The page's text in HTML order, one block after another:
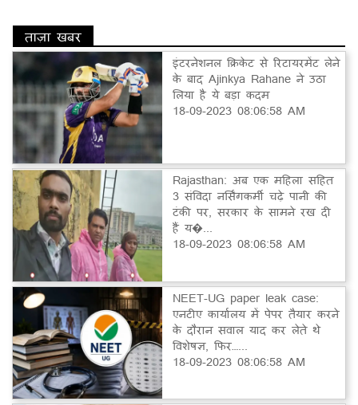
ताज़ा खबर
इंटरनेशनल क्रिकेट से रिटायरमेंट लेने
के बाद Ajinkya Rahane ने उठा
लिया है ये बड़ा कदम
18-09-2023 08:06:58 AM
Rajasthan: अब एक महिला सहित
3 संविदा नर्सिंगकर्मी चढ़े पानी की
टंकी पर, सरकार के सामने रख दी
हैं य�...
18-09-2023 08:06:58 AM
NEET-UG paper leak case:
एनटीए कार्यालय में पेपर तैयार करने
के दौरान सवाल याद कर लेते थे
विशेषज्ञ, फिर…...
18-09-2023 08:06:58 AM